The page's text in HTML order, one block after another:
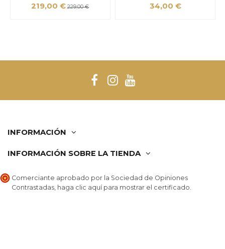
219,00 € 229,00 € 34,00 €
INFORMACIÓN
INFORMACIÓN SOBRE LA TIENDA
Comerciante aprobado por la Sociedad de Opiniones
Contrastadas, haga clic aquí para mostrar el certificado